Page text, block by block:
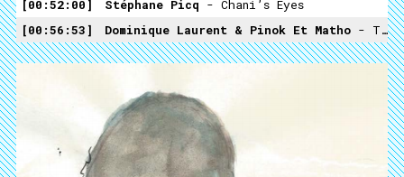
00:52:00
Stéphane Picq - Chani’s Eyes
00:56:53
Dominique Laurent & Pinok Et Matho - Tout En Blanc